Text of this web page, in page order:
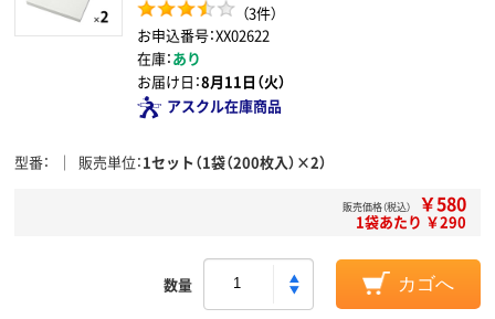
（3件）
お申込番号：XX02622
在庫：あり
お届け日：8月11日（火）
アスクル在庫商品
型番 販売単位 1セット（1袋（200枚入）×2）
販売価格（税込） ￥580
1袋あたり ￥290
数量 カゴへ